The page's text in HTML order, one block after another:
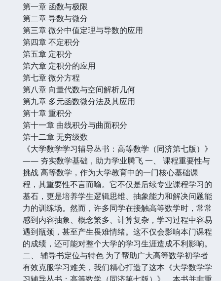
第一章 函数与极限
第二章 导数与微分
第三章 微分中值定理与导数的应用
第四章 不定积分
第五章 定积分
第六章 定积分的应用
第七章 微分方程
第八章 向量代数与空间解析几何
第九章 多元函数微分法及其应用
第十章 重积分
第十一章 曲线积分与曲面积分
第十二章 无穷级数
《大学数学学习辅导丛书：高等数学（同济第七版）》
—— 夯实数学基础，助力学业腾飞 一、 课程重要性与
挑战 高等数学，作为大学教育中的一门核心基础课
程，其重要性不言而喻。它不仅是后续专业课程学习的
基石，更是培养学生逻辑思维、抽象能力和解决问题能
力的训练场。然而，许多同学在接触高等数学时，常常
感到内容抽象、概念繁多、计算复杂，学习过程中容易
遇到瓶颈，甚至产生畏难情绪。这不仅会影响本门课程
的成绩，还可能对整个大学的学习生涯造成不利影响。
二、 辅导书定位与特色 为了帮助广大高等数学初学者
有效克服学习难关，我们精心打造了这本《大学数学学